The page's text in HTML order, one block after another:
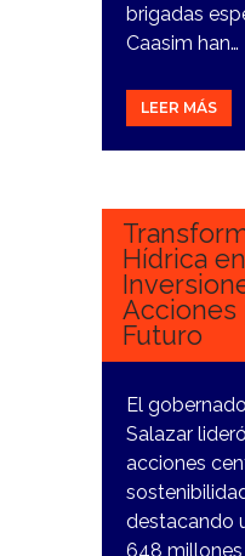
brigadas
Caasim han…
LEER MÁS
23
Hídrica
Acciones
Futuro
El
Salazar
acciones
destacando
648